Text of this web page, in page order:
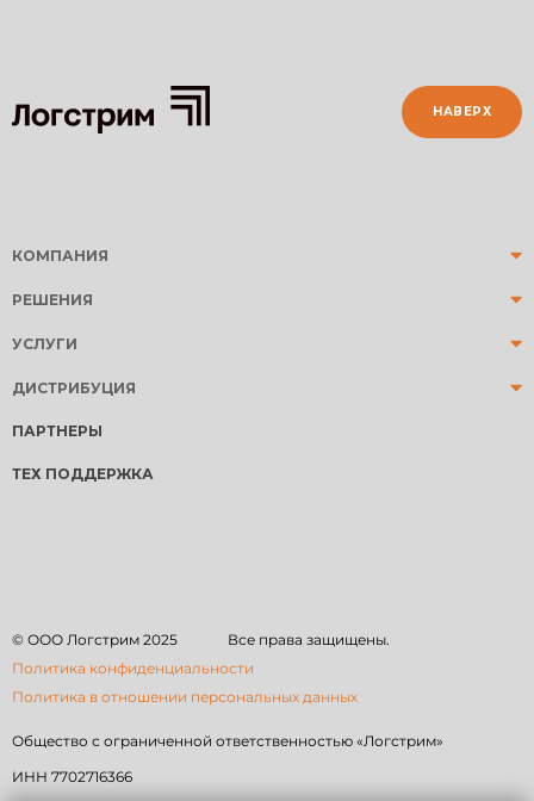
НАВЕРХ
КОМПАНИЯ
РЕШЕНИЯ
УСЛУГИ
ДИСТРИБУЦИЯ
ПАРТНЕРЫ
ТЕХ ПОДДЕРЖКА
© ООО Логстрим 2025 Все права защищены.
Политика конфиденциальности
Политика в отношении персональных данных
Общество с ограниченной ответственностью «Логстрим»
ИНН 7702716366